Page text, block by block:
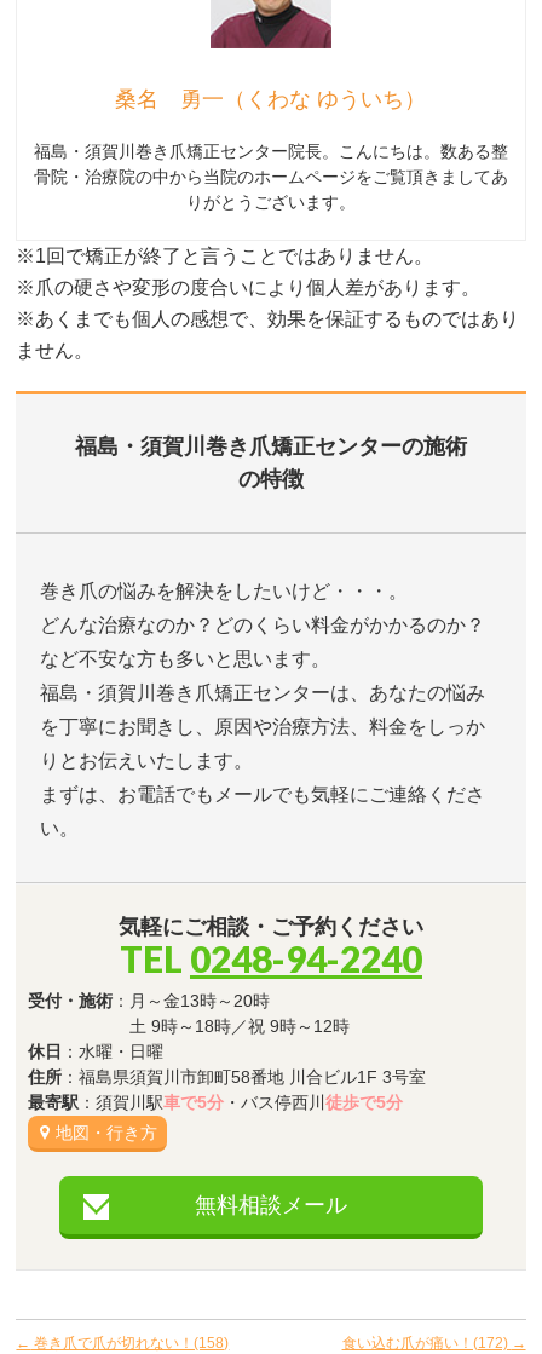
桑名 勇一（くわな ゆういち）
福島・須賀川巻き爪矯正センター院長。こんにちは。数ある整
骨院・治療院の中から当院のホームページをご覧頂きましてあ
りがとうございます。
※1回で矯正が終了と言うことではありません。
※爪の硬さや変形の度合いにより個人差があります。
※あくまでも個人の感想で、効果を保証するものではあり
ません。
福島・須賀川巻き爪矯正センターの施術
の特徴
巻き爪の悩みを解決をしたいけど・・・。
どんな治療なのか？どのくらい料金がかかるのか？
など不安な方も多いと思います。
福島・須賀川巻き爪矯正センターは、あなたの悩み
を丁寧にお聞きし、原因や治療方法、料金をしっか
りとお伝えいたします。
まずは、お電話でもメールでも気軽にご連絡くださ
い。
気軽にご相談・ご予約ください
TEL 0248-94-2240
受付・施術 ：月～金13時～20時
土 9時～18時／祝 9時～12時
休日 ：水曜・日曜
住所 ：福島県須賀川市卸町58番地 川合ビル1F 3号室
最寄駅 ：須賀川駅車で5分 ・バス停西川徒歩で5分
地図・行き方
無料相談メール
← 巻き爪で爪が切れない！(158) 食い込む爪が痛い！(172) →